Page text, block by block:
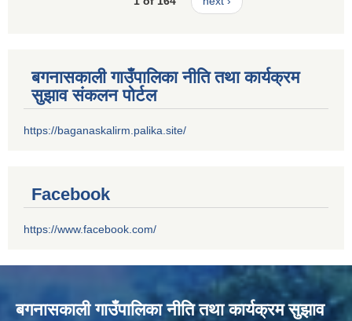
बगनासकाली गाउँपालिका नीति तथा कार्यक्रम
सुझाव संकलन पोर्टल
https://baganaskalirm.palika.site/
Facebook
https://www.facebook.com/
बगनासकाली गाउँपालिका नीति तथा कार्यक्रम सुझाव